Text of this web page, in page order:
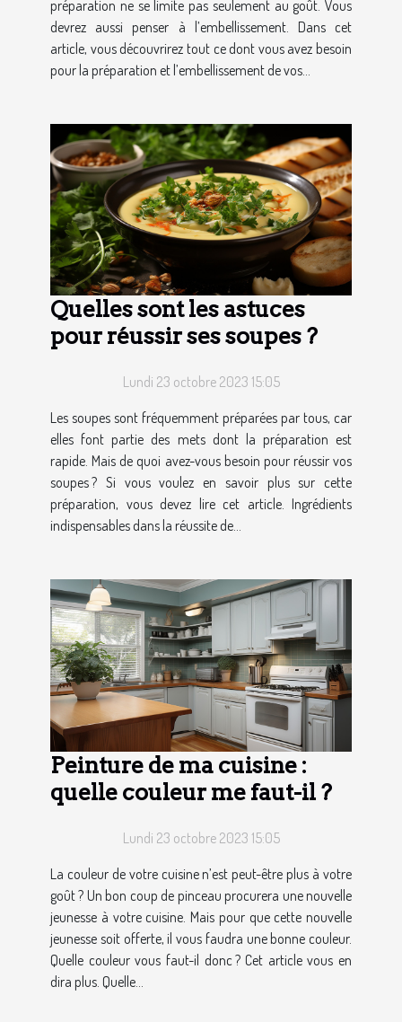
préparation ne se limite pas seulement au goût. Vous
devrez aussi penser à l’embellissement. Dans cet
article, vous découvrirez tout ce dont vous avez besoin
pour la préparation et l’embellissement de vos...
Quelles sont les astuces
pour réussir ses soupes ?
Lundi 23 octobre 2023 15:05
Les soupes sont fréquemment préparées par tous, car
elles font partie des mets dont la préparation est
rapide. Mais de quoi avez-vous besoin pour réussir vos
soupes ? Si vous voulez en savoir plus sur cette
préparation, vous devez lire cet article. Ingrédients
indispensables dans la réussite de...
Peinture de ma cuisine :
quelle couleur me faut-il ?
Lundi 23 octobre 2023 15:05
La couleur de votre cuisine n’est peut-être plus à votre
goût ? Un bon coup de pinceau procurera une nouvelle
jeunesse à votre cuisine. Mais pour que cette nouvelle
jeunesse soit offerte, il vous faudra une bonne couleur.
Quelle couleur vous faut-il donc ? Cet article vous en
dira plus. Quelle...